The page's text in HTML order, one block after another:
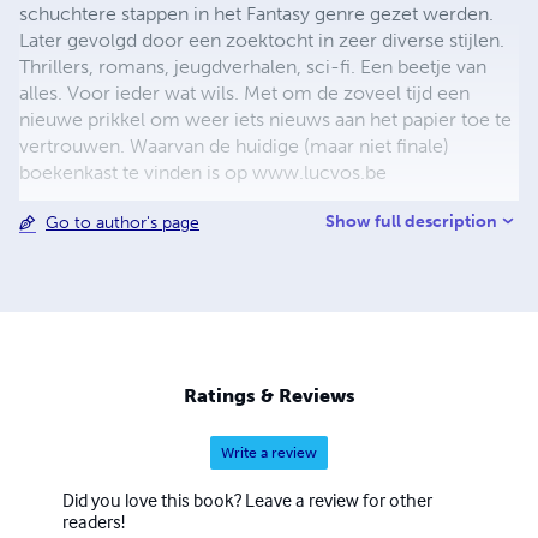
schuchtere stappen in het Fantasy genre gezet werden.
Later gevolgd door een zoektocht in zeer diverse stijlen.
Thrillers, romans, jeugdverhalen, sci-fi. Een beetje van
alles. Voor ieder wat wils. Met om de zoveel tijd een
nieuwe prikkel om weer iets nieuws aan het papier toe te
vertrouwen. Waarvan de huidige (maar niet finale)
boekenkast te vinden is op www.lucvos.be
Go to author's page Show full description
Ratings & Reviews
Write a review
Did you love this book? Leave a review for other
readers!